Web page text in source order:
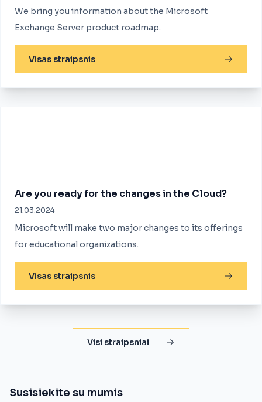
We bring you information about the Microsoft
Exchange Server product roadmap.
Visas straipsnis
Are you ready for the changes in the Cloud?
21.03.2024
Microsoft will make two major changes to its offerings
for educational organizations.
Visas straipsnis
Visi straipsniai
Susisiekite su mumis